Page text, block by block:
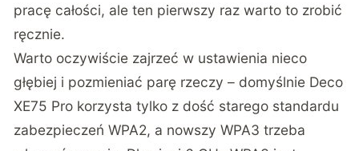
pracę całości, ale ten pierwszy raz warto to zrobić
ręcznie.
Warto oczywiście zajrzeć w ustawienia nieco
głębiej i pozmieniać parę rzeczy – domyślnie Deco
XE75 Pro korzysta tylko z dość starego standardu
zabezpieczeń WPA2, a nowszy WPA3 trzeba